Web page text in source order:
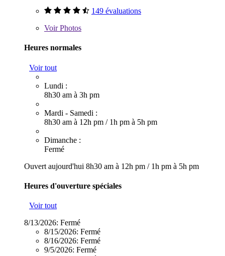
149 évaluations
VoirPhotos
Heures normales
Voir tout
Lundi :
8h30 am à 3h pm
Mardi - Samedi :
8h30 am à 12h pm / 1h pm à 5h pm
Dimanche :
Fermé
Ouvert aujourd'hui 8h30 am à 12h pm / 1h pm à 5h pm
Heures d'ouverture spéciales
Voir tout
8/13/2026: Fermé
8/15/2026: Fermé
8/16/2026: Fermé
9/5/2026: Fermé